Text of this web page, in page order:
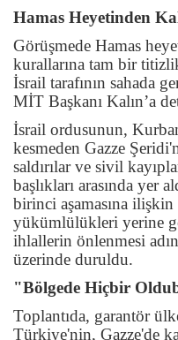
Hamas Heyetinden
Görüşmede Hamas
kurallarına tam bir
İsrail tarafının sahada
MİT Başkanı Kalın’a
İsrail ordusunun,
kesmeden Gazze
saldırılar ve sivil
başlıkları arasında yer
birinci aşamasına
yükümlülükleri yerine
ihlallerin önlenmesi
üzerinde duruldu.
"Bölgede Hiçbir
Toplantıda, garantör
Türkiye'nin, Gazze'de